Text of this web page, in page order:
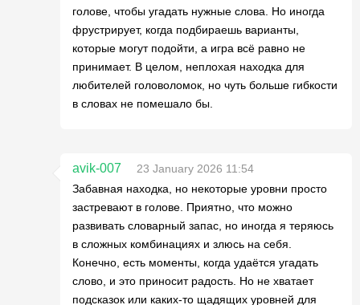
голове, чтобы угадать нужные слова. Но иногда
фрустрирует, когда подбираешь варианты,
которые могут подойти, а игра всё равно не
принимает. В целом, неплохая находка для
любителей головоломок, но чуть больше гибкости
в словах не помешало бы.
avik-007
23 January 2026 11:54
Забавная находка, но некоторые уровни просто
застревают в голове. Приятно, что можно
развивать словарный запас, но иногда я теряюсь
в сложных комбинациях и злюсь на себя.
Конечно, есть моменты, когда удаётся угадать
слово, и это приносит радость. Но не хватает
подсказок или каких-то щадящих уровней для